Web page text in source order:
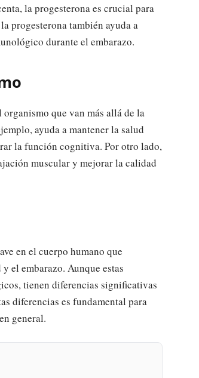
la progesterona es crucial para
progesterona también ayuda a
durante el embarazo.
que van más allá de la
ayuda a mantener la salud
la función cognitiva. Por otro lado,
muscular y mejorar la calidad
en el cuerpo humano que
el embarazo. Aunque estas
tienen diferencias significativas
diferencias es fundamental para
general.